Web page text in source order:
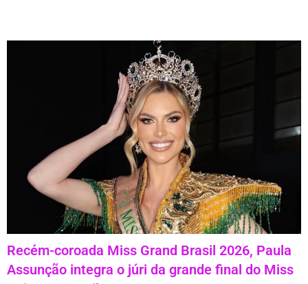
Recém-coroada Miss Grand Brasil 2026, Paula
Assunção integra o júri da grande final do Miss